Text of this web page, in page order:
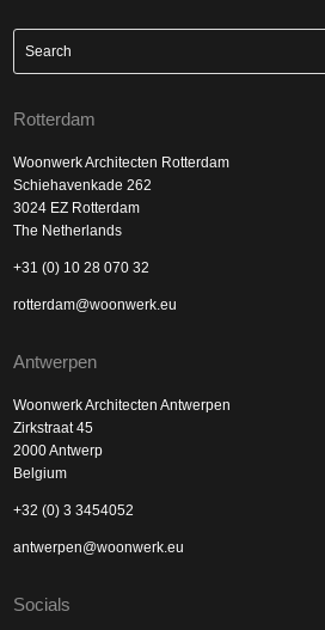
Rotterdam
Woonwerk Architecten Rotterdam
Schiehavenkade 262
3024 EZ Rotterdam
The Netherlands
+31 (0) 10 28 070 32
rotterdam@woonwerk.eu
Antwerpen
Woonwerk Architecten Antwerpen
Zirkstraat 45
2000 Antwerp
Belgium
+32 (0) 3 3454052
antwerpen@woonwerk.eu
Socials